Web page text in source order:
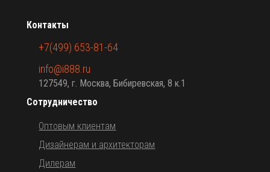
Сотрудничество
Оптовым клиентам
Дизайнерам и архитекторам
Дилерам
Контакты
+7(499) 653-81-64
info@i888.ru
127549, г. Москва, Бибиревская, 8 к.1